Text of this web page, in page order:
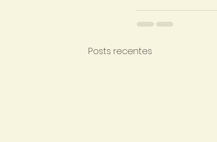
Posts recentes